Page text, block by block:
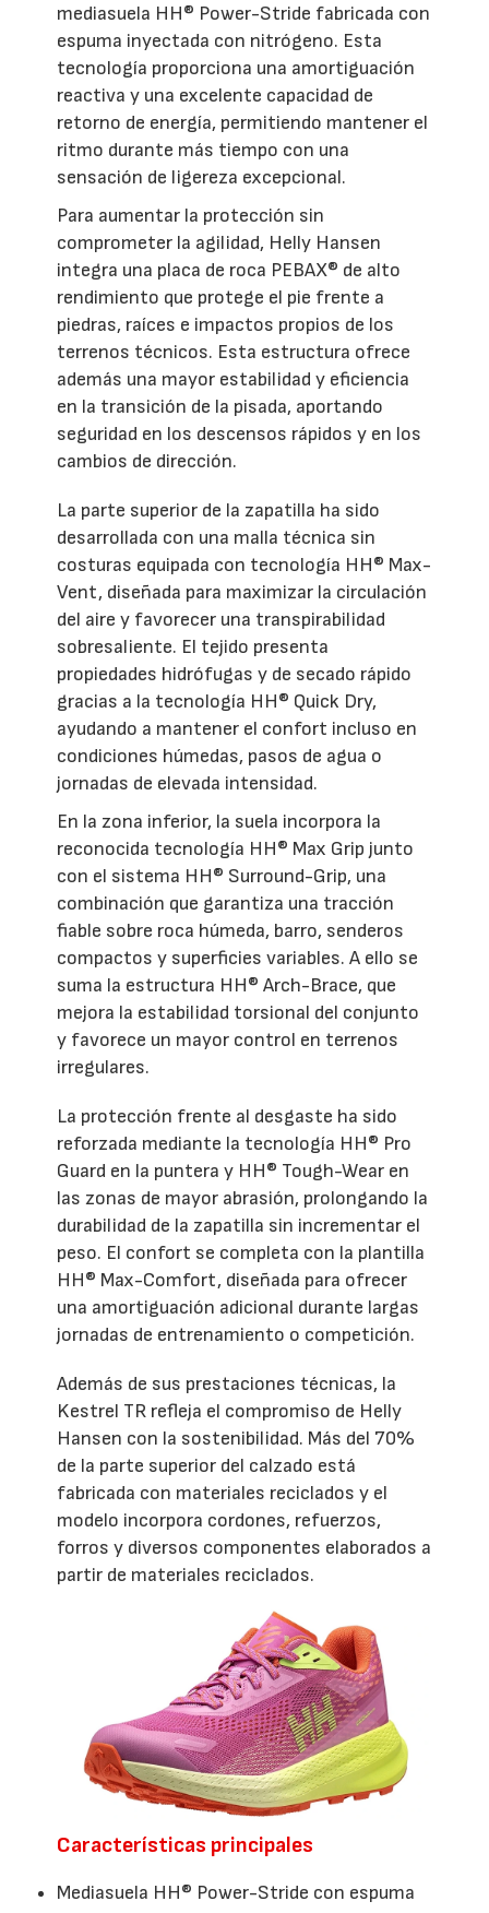
mediasuela HH® Power-Stride fabricada con
espuma inyectada con nitrógeno. Esta
tecnología proporciona una amortiguación
reactiva y una excelente capacidad de
retorno de energía, permitiendo mantener el
ritmo durante más tiempo con una
sensación de ligereza excepcional.
Para aumentar la protección sin
comprometer la agilidad, Helly Hansen
integra una placa de roca PEBAX® de alto
rendimiento que protege el pie frente a
piedras, raíces e impactos propios de los
terrenos técnicos. Esta estructura ofrece
además una mayor estabilidad y eficiencia
en la transición de la pisada, aportando
seguridad en los descensos rápidos y en los
cambios de dirección.
La parte superior de la zapatilla ha sido
desarrollada con una malla técnica sin
costuras equipada con tecnología HH® Max-
Vent, diseñada para maximizar la circulación
del aire y favorecer una transpirabilidad
sobresaliente. El tejido presenta
propiedades hidrófugas y de secado rápido
gracias a la tecnología HH® Quick Dry,
ayudando a mantener el confort incluso en
condiciones húmedas, pasos de agua o
jornadas de elevada intensidad.
En la zona inferior, la suela incorpora la
reconocida tecnología HH® Max Grip junto
con el sistema HH® Surround-Grip, una
combinación que garantiza una tracción
fiable sobre roca húmeda, barro, senderos
compactos y superficies variables. A ello se
suma la estructura HH® Arch-Brace, que
mejora la estabilidad torsional del conjunto
y favorece un mayor control en terrenos
irregulares.
La protección frente al desgaste ha sido
reforzada mediante la tecnología HH® Pro
Guard en la puntera y HH® Tough-Wear en
las zonas de mayor abrasión, prolongando la
durabilidad de la zapatilla sin incrementar el
peso. El confort se completa con la plantilla
HH® Max-Comfort, diseñada para ofrecer
una amortiguación adicional durante largas
jornadas de entrenamiento o competición.
Además de sus prestaciones técnicas, la
Kestrel TR refleja el compromiso de Helly
Hansen con la sostenibilidad. Más del 70%
de la parte superior del calzado está
fabricada con materiales reciclados y el
modelo incorpora cordones, refuerzos,
forros y diversos componentes elaborados a
partir de materiales reciclados.
Características principales
Mediasuela HH® Power-Stride con espuma